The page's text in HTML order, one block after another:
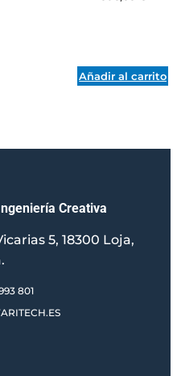
Añadir al carrito
Creativa
5, 18300 Loja,
801